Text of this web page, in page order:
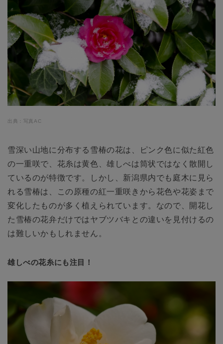
出典：写真AC
雪深い山地に分布する雪椿の花は、ピンク色に似た紅色
の一重咲で、花糸は黄色、雄しべは筒状ではなく散開し
ているのが特徴です。しかし、新潟県内でも庭木に見ら
れる雪椿は、この原種の紅一重咲きから花色や花姿まで
変化したものが多く植えられています。なので、開花し
た雪椿の花弁だけではヤブツバキとの違いを見付けるの
は難しいかもしれません。
雄しべの花糸にも注目！